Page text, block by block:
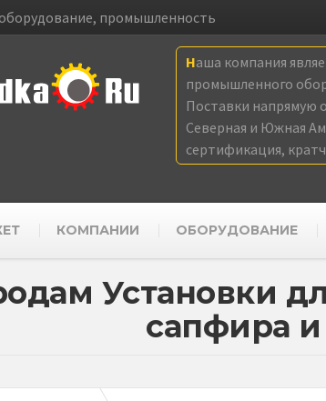
промышленность
Наша компания
промышленного
Поставки напрямую
Северная и Южная
сертификация,
КОМПАНИИ ОБОРУДОВАНИЕ
Установки
сапфира